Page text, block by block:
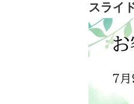
スライ